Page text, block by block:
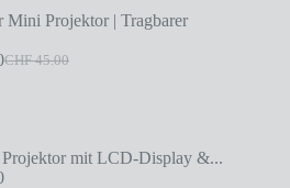
Mini Projektor | Tragbarer
CHF45.00
mit LCD-Display &...